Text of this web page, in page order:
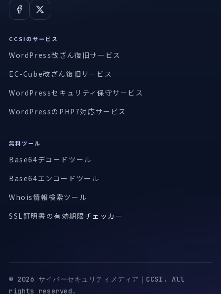
CCSIのサービス
WordPress改ざん復旧サービス
EC-Cube改ざん復旧サービス
WordPressセキュリティ保守サービス
WordPressのPHP7対応サービス
無料ツール
Base64デコードツール
Base64エンコードツール
Whois情報検索ツール
SSL証明書の有効期限 チェッカー
© 2026 サイバーセキュリティメディア｜CCSI. All
rights reserved.